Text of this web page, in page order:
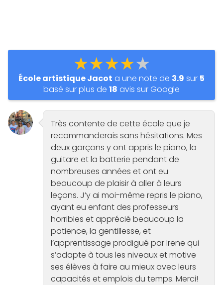
★★★★★
École artistique Jacot a une note de 3.9 sur 5
basé sur plus de 18 avis sur Google
Très contente de cette école que je
recommanderais sans hésitations. Mes
deux garçons y ont appris le piano, la
guitare et la batterie pendant de
nombreuses années et ont eu
beaucoup de plaisir à aller à leurs
leçons. J’y ai moi-même repris le piano,
ayant eu enfant des professeurs
horribles et apprécié beaucoup la
patience, la gentillesse, et
l’apprentissage prodigué par Irene qui
s’adapte à tous les niveaux et motive
ses élèves à faire au mieux avec leurs
capacités et emplois du temps. Merci!